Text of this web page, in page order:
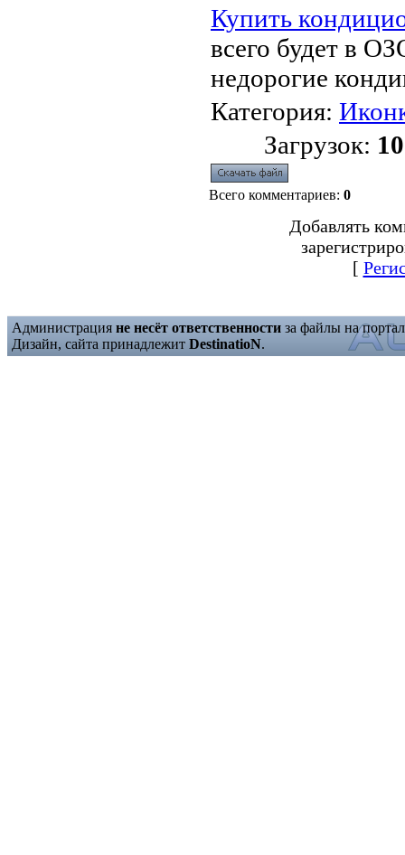
Купить
всего будет в
недорогие
Категория:
Загрузок:
Всего комментариев: 0
Добавлять
[
Администрация не несёт ответственности за файлы на
Дизайн, сайта принадлежит DestinatioN.